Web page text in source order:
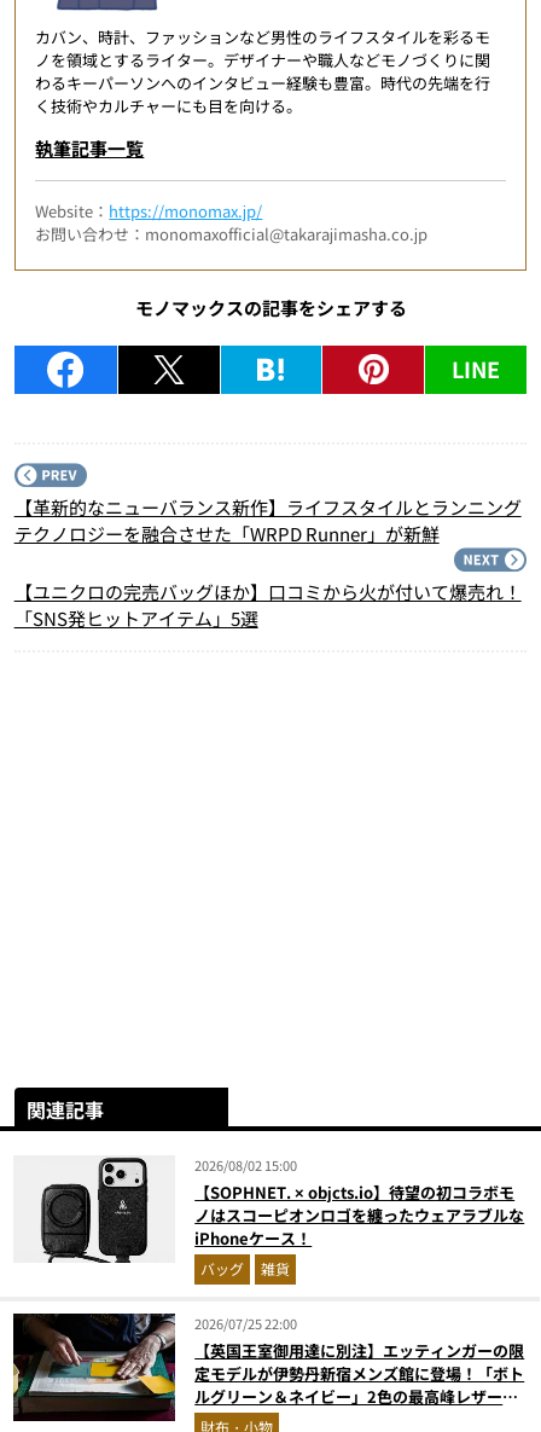
カバン、時計、ファッションなど男性のライフスタイルを彩るモ
ノを領域とするライター。デザイナーや職人などモノづくりに関
わるキーパーソンへのインタビュー経験も豊富。時代の先端を行
く技術やカルチャーにも目を向ける。
執筆記事一覧
Website： https://monomax.jp/
お問い合わせ：monomaxofficial@takarajimasha.co.jp
モノマックスの記事をシェアする
LINE
【革新的なニューバランス新作】ライフスタイルとランニング
テクノロジーを融合させた「WRPD Runner」が新鮮
【ユニクロの完売バッグほか】口コミから火が付いて爆売れ！
「SNS発ヒットアイテム」5選
関連記事
2026/08/02 15:00
【SOPHNET. × objcts.io】待望の初コラボモ
ノはスコーピオンロゴを纏ったウェアラブルな
iPhoneケース！
バッグ 雑貨
2026/07/25 22:00
【英国王室御用達に別注】エッティンガーの限
定モデルが伊勢丹新宿メンズ館に登場！「ボト
ルグリーン＆ネイビー」2色の最高峰レザーグ
ッズに注目
財布・小物